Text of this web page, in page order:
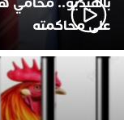
على محاكمته